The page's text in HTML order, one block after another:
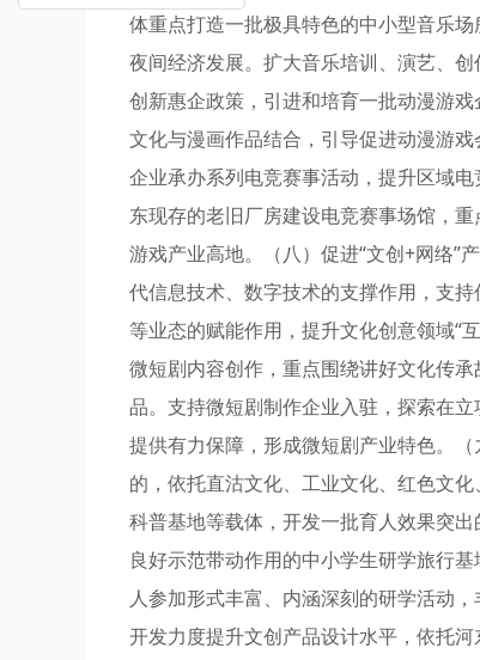
体重点打造一批极具特色的中小型音乐
夜间经济发展。扩大音乐培训、演艺、
创新惠企政策，引进和培育一批动漫游
文化与漫画作品结合，引导促进动漫游
企业承办系列电竞赛事活动，提升区域
东现存的老旧厂房建设电竞赛事场馆，
游戏产业高地。（八）促进“文创+网络”
代信息技术、数字技术的支撑作用，支
等业态的赋能作用，提升文化创意领域“
微短剧内容创作，重点围绕讲好文化传
品。支持微短剧制作企业入驻，探索在
提供有力保障，形成微短剧产业特色。
的，依托直沽文化、工业文化、红色文
科普基地等载体，开发一批育人效果突
良好示范带动作用的中小学生研学旅行
人参加形式丰富、内涵深刻的研学活动
开发力度提升文创产品设计水平，依托